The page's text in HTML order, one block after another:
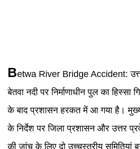
Betwa River Bridge Accident:
बेतवा नदी पर निर्माणाधीन पुल का हिस्सा
के बाद प्रशासन हरकत में आ गया है।
के निर्देश पर जिला प्रशासन और उत्तर
की जांच के लिए दो उच्चस्तरीय समितियां